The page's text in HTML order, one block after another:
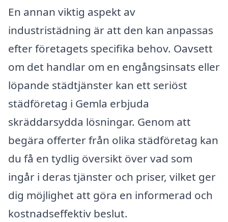
En annan viktig aspekt av
industristädning är att den kan anpassas
efter företagets specifika behov. Oavsett
om det handlar om en engångsinsats eller
löpande städtjänster kan ett seriöst
städföretag i Gemla erbjuda
skräddarsydda lösningar. Genom att
begära offerter från olika städföretag kan
du få en tydlig översikt över vad som
ingår i deras tjänster och priser, vilket ger
dig möjlighet att göra en informerad och
kostnadseffektiv beslut.